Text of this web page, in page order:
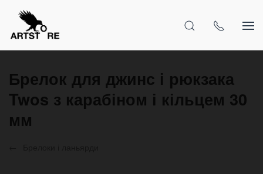
Брелок для джинс і рюкзака
Twos з карабіном і кільцем 30
мм